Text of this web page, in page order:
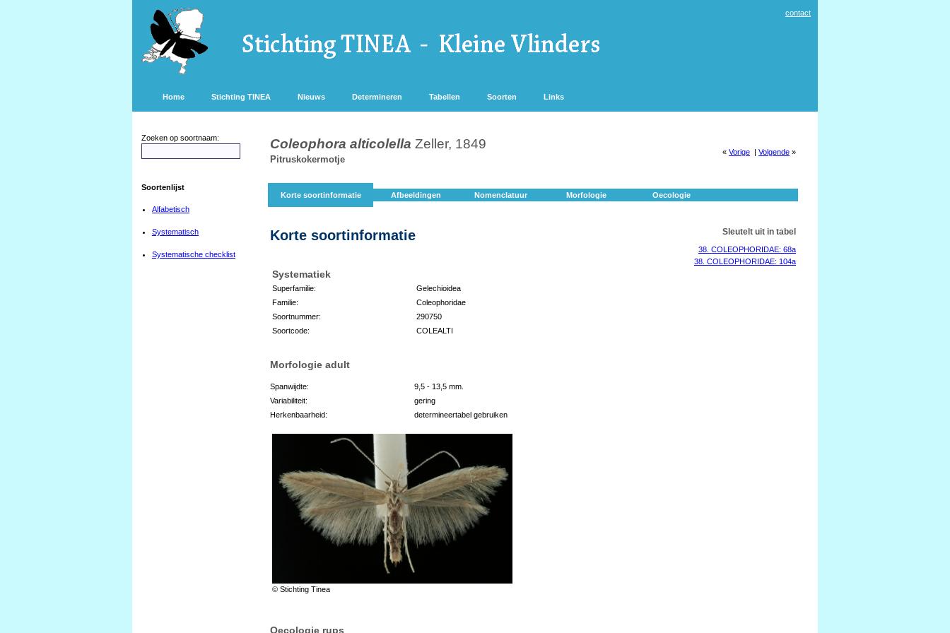
contact
Home Stichting TINEA Nieuws Determineren Tabellen Soorten Links
Zoeken op soortnaam:
Soortenlijst
Alfabetisch
Systematisch
Systematische checklist
Coleophora alticolella Zeller, 1849
Pitruskokermotje
« Vorige | Volgende »
Korte soortinformatie Afbeeldingen Nomenclatuur Morfologie Oecologie
Korte soortinformatie
Systematiek
Superfamilie:
Gelechioidea
Familie:
Coleophoridae
Soortnummer:
290750
Soortcode:
COLEALTI
Sleutelt uit in tabel
38. COLEOPHORIDAE: 68a
38. COLEOPHORIDAE: 104a
Morfologie adult
Spanwijdte:
9,5 - 13,5 mm.
Variabiliteit:
gering
Herkenbaarheid:
determineertabel gebruiken
© Stichting Tinea
Oecologie rups